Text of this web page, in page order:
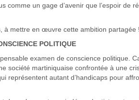
comme un gage d’avenir que l’espoir de
à mettre en œuvre cette ambition partagée !
POLITIQUE
examen de conscience politique.
société martiniquaise confrontée à une
représentent autant d’handicaps pour